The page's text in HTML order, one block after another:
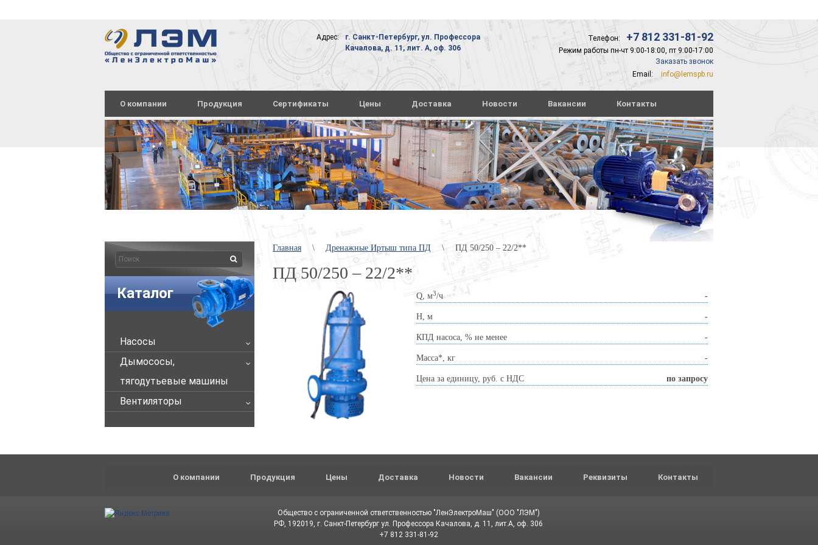
Адрес:
г. Санкт-Петербург, ул. Профессора
Качалова, д. 11, лит. А, оф. 306
Телефон: +7 812 331-81-92
Режим работы пн-чт 9:00-18:00, пт 9:00-17:00
Заказать звонок
Email:
info@lemspb.ru
О компании Продукция Сертификаты Цены Доставка Новости Вакансии Контакты
Каталог
Насосы
Дымососы,
тягодутьевые машины
Вентиляторы
Главная \ Дренажные Иртыш типа ПД \ ПД 50/250 – 22/2**
ПД 50/250 – 22/2**
Q, м3/ч -
Н, м -
КПД насоса, % не менее -
Масса*, кг -
Цена за единицу, руб. с НДС по запросу
О компании Продукция Цены Доставка Новости Вакансии Реквизиты Контакты
Общество с ограниченной ответственностью "ЛенЭлектроМаш" (ООО "ЛЭМ")
РФ, 192019, г. Санкт-Петербург ул. Профессора Качалова, д. 11, лит.А, оф. 306
+7 812 331-81-92